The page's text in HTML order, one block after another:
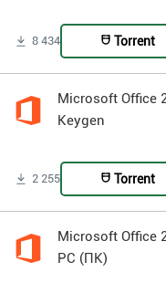
8 434 Torrent
Microsoft Office
Keygen
2 255 Torrent
Microsoft Office
PC (ПК)